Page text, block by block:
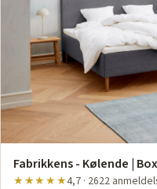
Fabrikkens - Kølende |
★★★★★4,7 · 2622